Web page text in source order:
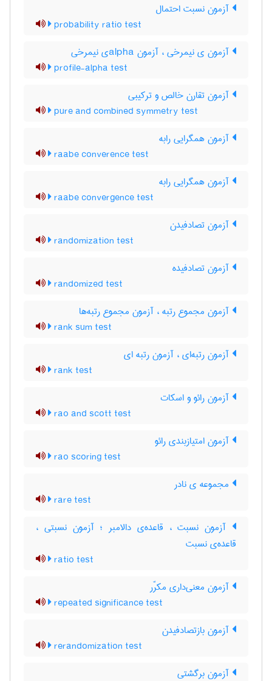
آزمون نسبت احتمال
probability ratio test
آزمون ی نیمرخی ، آزمون ‌a‌l‌p‌h‌aی نیمرخی
profile-alpha test
آزمون تقارن خالص و ترکیبی
pure and combined symmetry test
آزمون همگرایی رابه
raabe converence test
آزمون همگرایی رابه
raabe convergence test
آزمون تصادفیدن
randomization test
آزمون تصادفیده
randomized test
آزمون مجموع رتبه ، آزمون مجموع رتبه‌ها
rank sum test
آزمون رتبه‌ای ، آزمون رتبه ای
rank test
آزمون رائو و اسکات
rao and scott test
آزمون امتیازبندی رائو
rao scoring test
مجموعه ی نادر
rare test
آزمون نسبت ، قاعده‌ی دالامبر ؛ آزمون نسبتی ،
قاعده‌ی نسبت
ratio test
آزمون معنی‌داری مکرّر
repeated significance test
آزمون بازتصادفیدن
rerandomization test
آزمون برگشتی